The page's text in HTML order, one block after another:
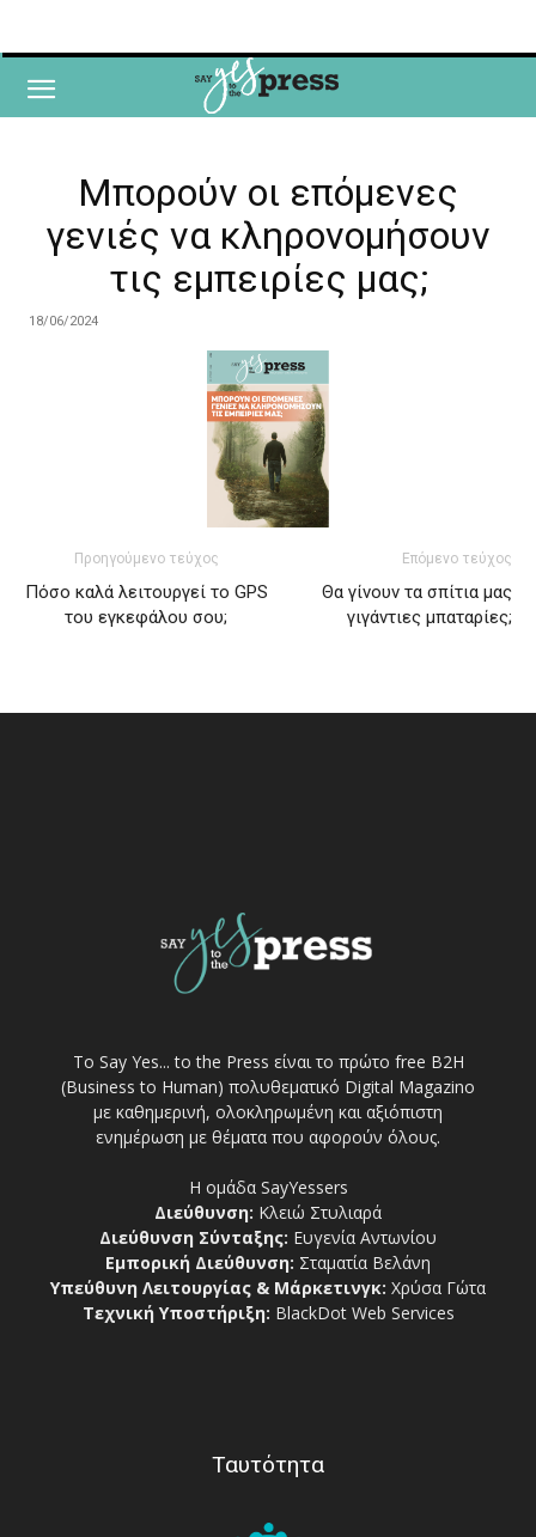
Μπορούν οι επόμενες
γενιές να κληρονομήσουν
τις εμπειρίες μας;
18/06/2024
Προηγούμενο τεύχος
Πόσο καλά λειτουργεί το GPS
του εγκεφάλου σου;
Επόμενο τεύχος
Θα γίνουν τα σπίτια μας
γιγάντιες μπαταρίες;
Το Say Yes... to the Press είναι το πρώτο free Β2Η
(Business to Human) πολυθεματικό Digital Magazino
με καθημερινή, ολοκληρωμένη και αξιόπιστη
ενημέρωση με θέματα που αφορούν όλους.
Η ομάδα SayYessers
Διεύθυνση: Κλειώ Στυλιαρά
Διεύθυνση Σύνταξης: Ευγενία Αντωνίου
Εμπορική Διεύθυνση: Σταματία Βελάνη
Υπεύθυνη Λειτουργίας & Μάρκετινγκ: Χρύσα Γώτα
Τεχνική Υποστήριξη: BlackDot Web Services
Ταυτότητα